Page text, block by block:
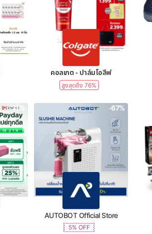
คอลเกต - ปาล์มโอลีฟ
สูงสุดถึง 76%
-31% -67%
AUTOBOT Official Store
5% OFF